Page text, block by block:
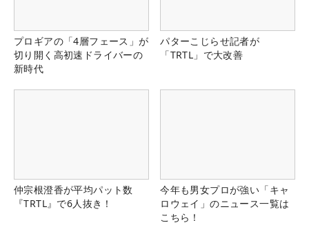
プロギアの「4層フェース」が
切り開く高初速ドライバーの
新時代
パターこじらせ記者が
「TRTL」で大改善
仲宗根澄香が平均パット数
『TRTL』で6人抜き！
今年も男女プロが強い「キャ
ロウェイ」のニュース一覧は
こちら！